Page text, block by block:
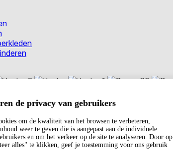
de privacy van gebruikers
om de kwaliteit van het browsen te verbeteren,
weer te geven die is aangepast aan de individuele
en om het verkeer op de site te analyseren. Door op
alles" te klikken, geef je toestemming voor ons gebruik